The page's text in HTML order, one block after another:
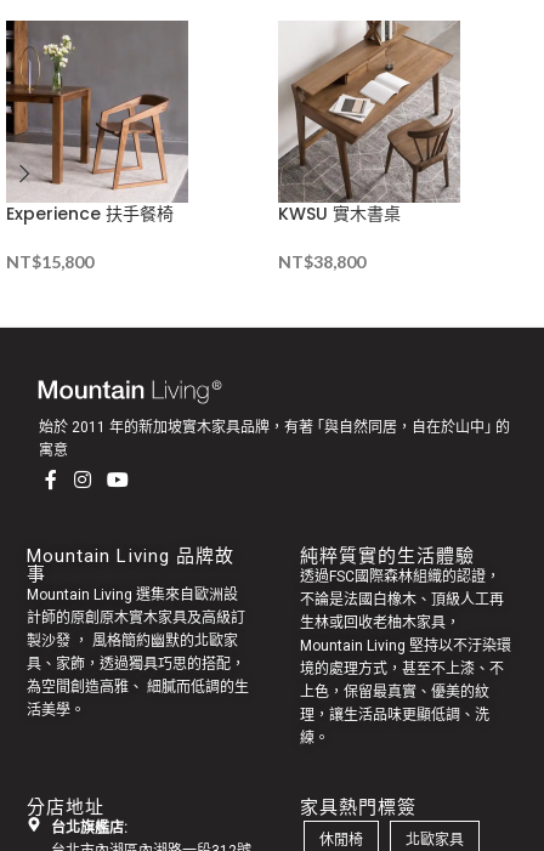
Experience 扶手餐椅
NT$15,800
KWSU 實木書桌
NT$38,800
始於 2011 年的新加坡實木家具品牌，有著 ｢與自然同居，自在於山中｣ 的
寓意
Mountain Living 品牌故
事
Mountain Living 選集來自歐洲設
計師的原創 原木實木家具及高級訂
製沙發 ， 風格簡約幽默的北歐家
具 、家飾，透過獨具巧思的搭配，
為空間創造高雅、 細膩而低調的生
活美學。
純粹質實的生活體驗
透過FSC國際森林組織的認證，
不論是法國白橡木、頂級人工再
生林或回收老柚木家具 ，
Mountain Living 堅持以不汙染環
境的處理方式，甚至不上漆、不
上色，保留最真實、優美的紋
理，讓生活品味更顯低調、洗
練。
分店地址
台北旗艦店:
家具熱門標簽
休閒椅 北歐家具